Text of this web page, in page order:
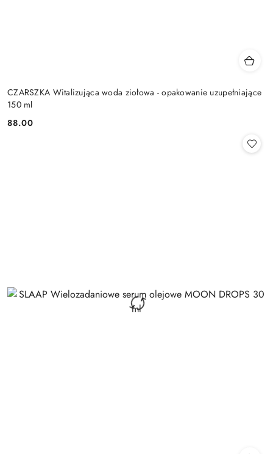
CZARSZKA Witalizująca woda ziołowa - opakowanie uzupełniające
150 ml
Cena:
88.00